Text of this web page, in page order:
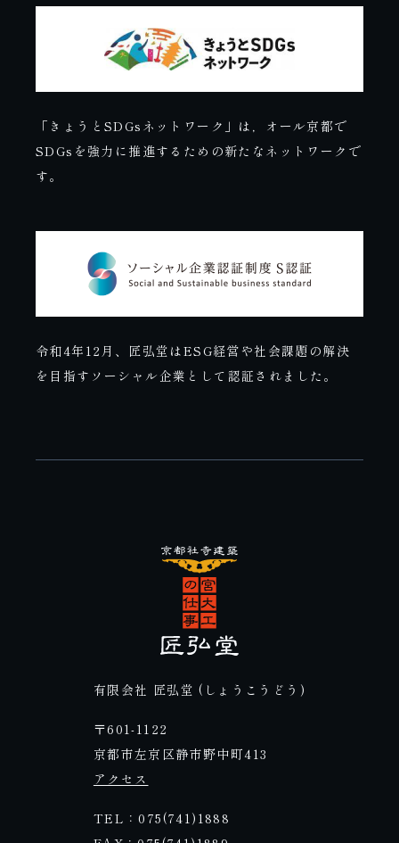
「きょうとSDGsネットワーク」は，オール京都で
SDGsを強力に推進するための新たなネットワークで
す。
令和4年12月、匠弘堂はESG経営や社会課題の解決
を目指すソーシャル企業として認証されました。
有限会社 匠弘堂 (しょうこうどう)
〒601-1122
京都市左京区静市野中町413
アクセス
TEL：075(741)1888